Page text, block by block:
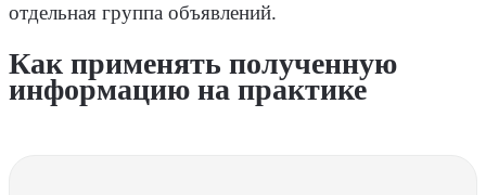
отдельная группа объявлений.
Как применять полученную
информацию на практике